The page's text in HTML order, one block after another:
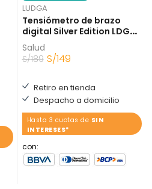
LUDGA
Tensiómetro de brazo
digital Silver Edition LDG
5484
Salud
S/189 S/149
Retiro en tienda
Despacho a domicilio
Hasta 3 cuotas de SIN
INTERESES*
con: